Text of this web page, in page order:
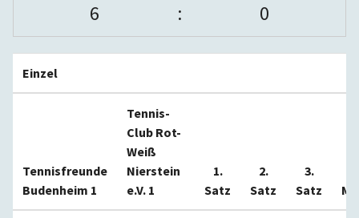
6 : 0
Einzel
Tennisfreunde
Budenheim 1
Tennis-
Club Rot-
Weiß
Nierstein
e.V. 1
1.
Satz
2.
Satz
3.
Satz